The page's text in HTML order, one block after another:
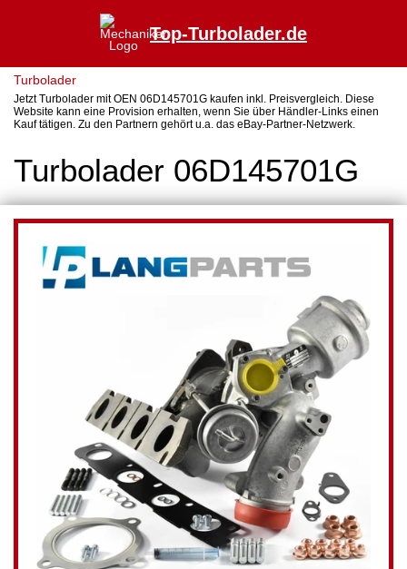
Top-Turbolader.de
Turbolader
Jetzt Turbolader mit OEN 06D145701G kaufen inkl. Preisvergleich. Diese
Website kann eine Provision erhalten, wenn Sie über Händler-Links einen
Kauf tätigen. Zu den Partnern gehört u.a. das eBay-Partner-Netzwerk.
Turbolader 06D145701G